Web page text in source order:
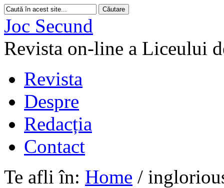
Joc Secund
Revista on-line a Liceului
Revista
Despre
Redacția
Contact
Te afli în: Home /